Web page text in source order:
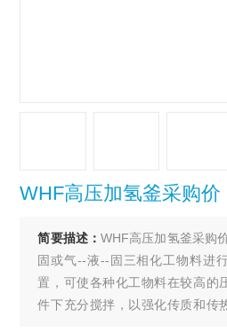
WHF高压加氢釜采购价
简要描述：WHF高压加氢釜采购
固或气--液--固三相化工物料进
置，可使各种化工物料在较高的
件下充分搅拌，以强化传质和传